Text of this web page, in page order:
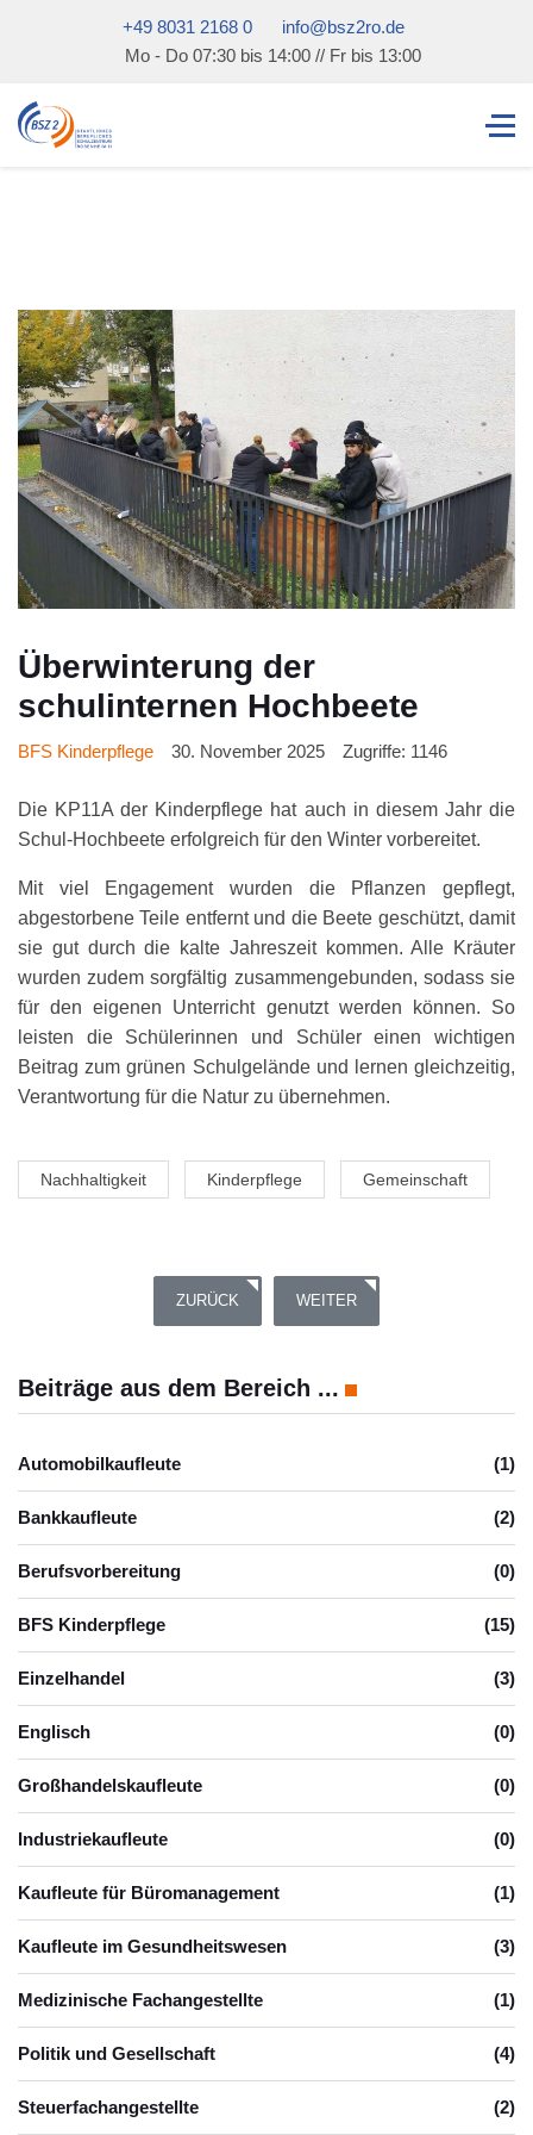
+49 8031 2168 0
info@bsz2ro.de
Mo - Do 07:30 bis 14:00 // Fr bis 13:00
Überwinterung der
schulinternen Hochbeete
BFS Kinderpflege 30. November 2025 Zugriffe: 1146
Die KP11A der Kinderpflege hat auch in diesem Jahr die
Schul-Hochbeete erfolgreich für den Winter vorbereitet.
Mit viel Engagement wurden die Pflanzen gepflegt,
abgestorbene Teile entfernt und die Beete geschützt, damit
sie gut durch die kalte Jahreszeit kommen. Alle Kräuter
wurden zudem sorgfältig zusammengebunden, sodass sie
für den eigenen Unterricht genutzt werden können. So
leisten die Schülerinnen und Schüler einen wichtigen
Beitrag zum grünen Schulgelände und lernen gleichzeitig,
Verantwortung für die Natur zu übernehmen.
Nachhaltigkeit Kinderpflege Gemeinschaft
VORHERIGER BEITRAG: PROJEKT
ZURÜCK NÄCHSTER BEITRAG: BESUCH
WEITER
Beiträge aus dem Bereich ...
Automobilkaufleute (1)
Bankkaufleute (2)
Berufsvorbereitung (0)
BFS Kinderpflege (15)
Einzelhandel (3)
Englisch (0)
Großhandelskaufleute (0)
Industriekaufleute (0)
Kaufleute für Büromanagement (1)
Kaufleute im Gesundheitswesen (3)
Medizinische Fachangestellte (1)
Politik und Gesellschaft (4)
Steuerfachangestellte (2)